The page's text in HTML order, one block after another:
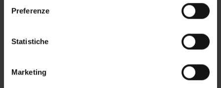
raccogliere informazioni sulla tua posizione
geografica, con un'approssimazione di qualche
Identificare il tuo dispositivo, scansionandolo
Preferenze
Statistiche
Marketing
ACTIVITIES